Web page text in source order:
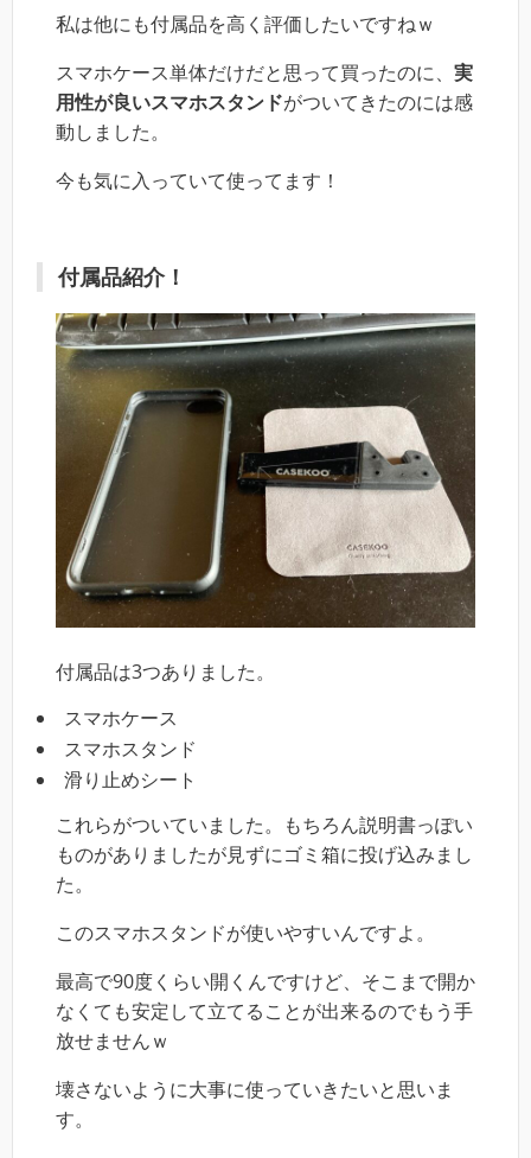
私は他にも付属品を高く評価したいですねｗ
スマホケース単体だけだと思って買ったのに、 実
用性が良いスマホスタンドがついてきたのには感
動しました。
今も気に入っていて使ってます！
付属品紹介！
付属品は3つありました。
スマホケース
スマホスタンド
滑り止めシート
これらがついていました。もちろん説明書っぽい
ものがありましたが見ずにゴミ箱に投げ込みまし
た。
このスマホスタンドが使いやすいんですよ。
最高で90度くらい開くんですけど、そこまで開か
なくても安定して立てることが出来るのでもう手
放せませんｗ
壊さないように大事に使っていきたいと思いま
す。